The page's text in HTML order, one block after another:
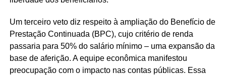
Um terceiro veto diz respeito à ampliação do Benefício de
Prestação Continuada (BPC), cujo critério de renda
passaria para 50% do salário mínimo – uma expansão da
base de aferição. A equipe econômica manifestou
preocupação com o impacto nas contas públicas. Essa